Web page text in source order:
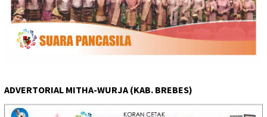
ADVERTORIAL MITHA-WURJA (KAB. BREBES)